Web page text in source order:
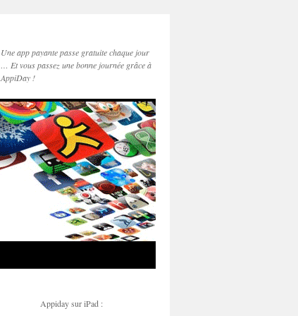
Une app payante passe gratuite chaque jour
… Et vous passez une bonne journée grâce à
AppiDay !
Appiday sur iPad :